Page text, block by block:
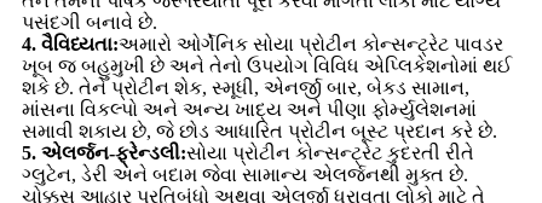
પસંદગી બનાવે છે.
4. વૈવિધ્યતા:અમારો ઓર્ગેનિક સોયા પ્રોટીન કોન્સન્ટ્રેટ પાવડર
ખૂબ જ બહુમુખી છે અને તેનો ઉપયોગ વિવિધ એપ્લિકેશનોમાં થઈ
શકે છે. તેને પ્રોટીન શેક, સ્મૂધી, એનર્જી બાર, બેકડ સામાન,
માંસના વિકલ્પો અને અન્ય ખાદ્ય અને પીણા ફોર્મ્યુલેશનમાં
સમાવી શકાય છે, જે છોડ આધારિત પ્રોટીન બૂસ્ટ પ્રદાન કરે છે.
5. એલર્જન-ફ્રેન્ડલી:સોયા પ્રોટીન કોન્સન્ટ્રેટ કુદરતી રીતે
ગ્લુટેન, ડેરી અને બદામ જેવા સામાન્ય એલર્જનથી મુક્ત છે.
ચોક્કસ આહાર પ્રતિબંધો અથવા એલર્જી ધરાવતા લોકો માટે તે